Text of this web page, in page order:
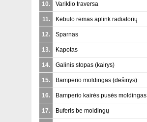
10. Variklio traversa
11. Kėbulo rėmas aplink radiatorių
12. Sparnas
13. Kapotas
14. Galinis stopas (kairys)
15. Bamperio moldingas (dešinys)
16. Bamperio kairės pusės moldingas
17. Buferis be moldingų